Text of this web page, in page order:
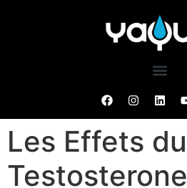
Les Effets du
Testosterone